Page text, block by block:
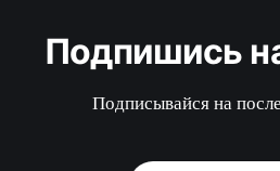
Подпишись
Подписывайся на